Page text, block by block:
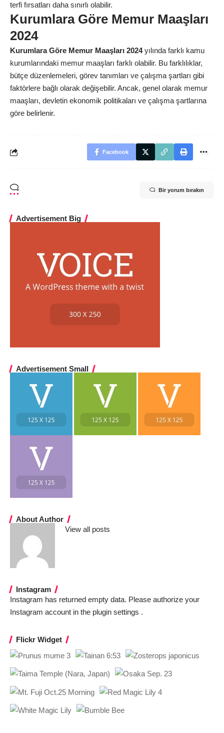
terfi fırsatları daha sınırlı olabilir.
Kurumlara Göre Memur Maaşları
2024
Kurumlara Göre Memur Maaşları 2024yılında farklı kamu
kurumlarındaki memur maaşları farklı olabilir. Bu farklılıklar,
bütçe düzenlemeleri, görev tanımları ve çalışma şartları gibi
faktörlere bağlı olarak değişebilir. Ancak, genel olarak memur
maaşları, devletin ekonomik politikaları ve çalışma şartlarına
göre belirlenir.
Facebook
Bir yorum bırakın
Advertisement Big
Advertisement Small
About Author
View all posts
Instagram
Instagram has returned empty data. Please authorize your
Instagram account in the plugin settings .
Flickr Widget